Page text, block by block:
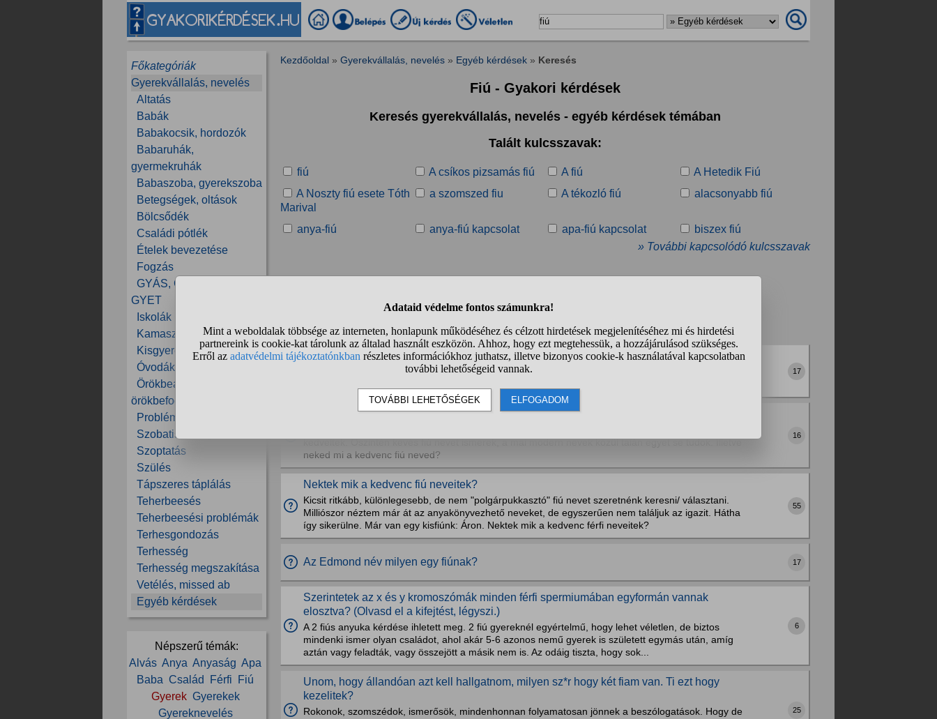
Főkategóriák
Gyerekvállalás, nevelés
Altatás
Babák
Babakocsik, hordozók
Babaruhák,
gyermekruhák
Babaszoba, gyerekszoba
Betegségek, oltások
Bölcsődék
Családi pótlék
Ételek bevezetése
Fogzás
GYÁS, GYES, GYED,
GYET
Iskolák
Kamaszok
Kisgyerekek
Óvodák
Örökbeadás,
örökbefogadás
Problémás gyerekek
Szobatisztaság
Szoptatás
Szülés
Tápszeres táplálás
Teherbeesés
Teherbeesési problémák
Terhesgondozás
Terhesség
Terhesség megszakítása
Vetélés, missed ab
Egyéb kérdések
Népszerű témák:
Alvás Anya Anyaság Apa
Baba Család Férfi
Fiú
Gyerek Gyerekek
Gyereknevelés
Kezdőoldal » Gyerekvállalás, nevelés » Egyéb kérdések » Keresés
Fiú - Gyakori kérdések
Keresés gyerekvállalás, nevelés - egyéb kérdések témában
Talált kulcsszavak:
fiú A csíkos pizsamás fiú A fiú
A Hetedik Fiú
A Noszty fiú esete Tóth
Marival
a szomszed fiu A tékozló fiú alacsonyabb fiú
anya-fiú anya-fiú kapcsolat apa-fiú kapcsolat
biszex fiú
» További kapcsolódó kulcsszavak
Különleges fiú nevek?
Eddig lány nevekben voltam otthon, de érdekelne néhány fiú név ami különleges hatást kelt. Persze
17
Mostanában milyen fiú nevek népszerűek/kedveltek?
kedveltek. Őszintén kevés fiú nevet ismerek, a mai modern nevek közül talán egyet se tudok. Illetve
neked mi a kedvenc fiú neved?
16
Nektek mik a kedvenc fiú neveitek?
Kicsit ritkább, különlegesebb, de nem "polgárpukkasztó" fiú nevet szeretnénk keresni/ választani.
Milliószor néztem már át az anyakönyvezhető neveket, de egyszerűen nem találjuk az igazit. Hátha
így sikerülne. Már van egy kisfiúnk: Áron. Nektek mik a kedvenc férfi neveitek?
55
Az Edmond név milyen egy fiúnak? 17
Szerintetek az x és y kromoszómák minden férfi spermiumában egyformán vannak
elosztva? (Olvasd el a kifejtést, légyszi.)
A 2 fiús anyuka kérdése ihletett meg. 2 fiú gyereknél egyértelmű, hogy lehet véletlen, de biztos
mindenki ismer olyan családot, ahol akár 5-6 azonos nemű gyerek is született egymás után, amíg
aztán vagy feladták, vagy összejött a másik nem is. Az odáig tiszta, hogy sok...
6
Unom, hogy állandóan azt kell hallgatnom, milyen sz*r hogy két fiam van. Ti ezt hogy
kezelitek?
Rokonok, szomszédok, ismerősök, mindenhonnan folyamatosan jönnek a beszólogatások. Hogy de
25